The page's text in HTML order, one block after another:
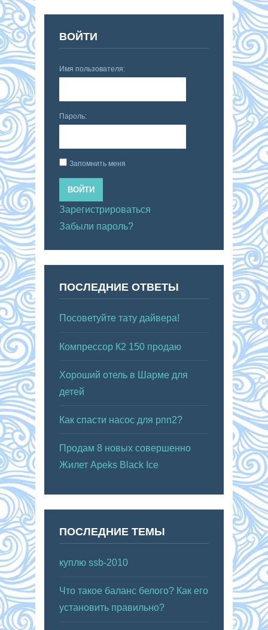
ВОЙТИ
Имя пользователя:
Пароль:
Запомнить меня
ВОЙТИ
Зарегистрироваться
Забыли пароль?
ПОСЛЕДНИЕ ОТВЕТЫ
Посоветуйте тату дайвера!
Компрессор К2 150 продаю
Хороший отель в Шарме для
детей
Как спасти насос для рпп2?
Продам 8 новых совершенно
Жилет Apeks Black Ice
ПОСЛЕДНИЕ ТЕМЫ
куплю ssb-2010
Что такое баланс белого? Как его
установить правильно?